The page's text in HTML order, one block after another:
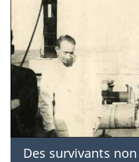
Des survivants